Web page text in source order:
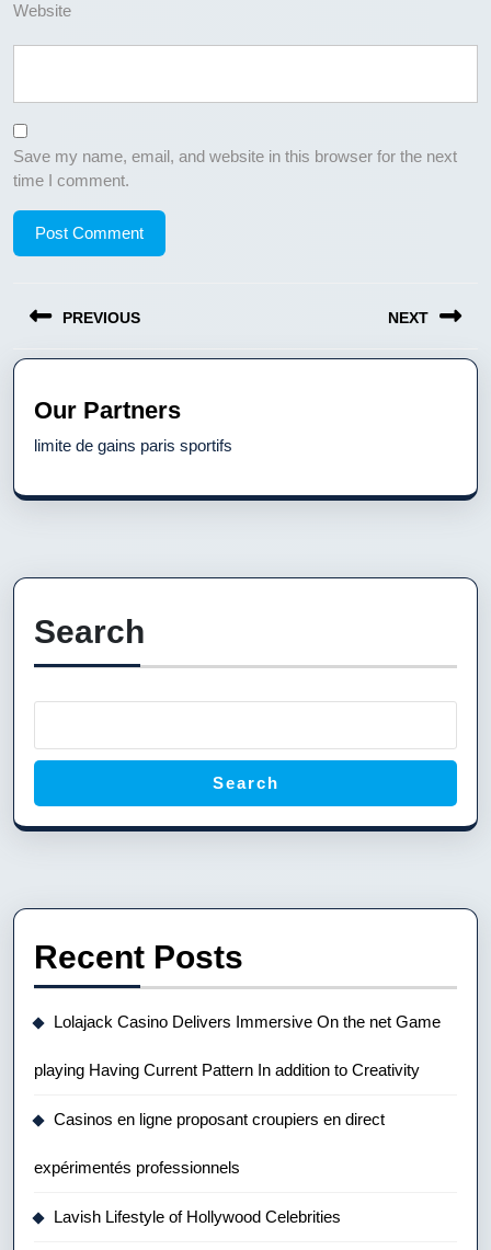
Website
Save my name, email, and website in this browser for the next
time I comment.
navigation
PREVIOUS
Previous
post:
NEXT
Our Partners
limite de gains paris sportifs
Search
Search
Recent Posts
Lolajack Casino Delivers Immersive On the net Game
playing Having Current Pattern In addition to Creativity
Casinos en ligne proposant croupiers en direct
expérimentés professionnels
Lavish Lifestyle of Hollywood Celebrities